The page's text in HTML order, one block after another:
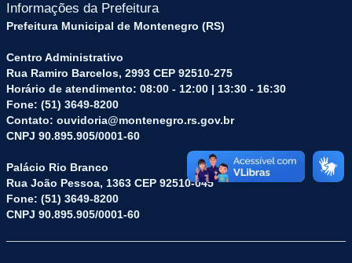
Informações da Prefeitura
Prefeitura Municipal de Montenegro (RS)
Centro Administrativo
Rua Ramiro Barcelos, 2993 CEP 92510-275
Horário de atendimento: 08:00 - 12:00 | 13:30 - 16:30
Fone: (51) 3649-8200
Contato: ouvidoria@montenegro.rs.gov.br
CNPJ 90.895.905/0001-60
Palácio Rio Branco
Rua João Pessoa, 1363 CEP 92510-045
Fone: (51) 3649-8200
CNPJ 90.895.905/0001-60